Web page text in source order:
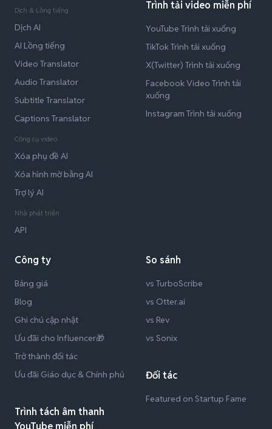
Dịch & Lồng tiếng
Dịch AI
AI Lồng tiếng
Video Translator
Audio Translator
Subtitle Translator
Captions Translator
Công cụ video
Xóa phụ đề AI
Xóa hình mờ bằng AI
Trợ lý AI
Nhà phát triển
API
Trình tải video miễn phí
YouTube Trình tải xuống
TikTok Trình tải xuống
X(Twitter) Trình tải xuống
Facebook Video Trình tải
xuống
Instagram Trình tải xuống
Công ty
Bảng giá
Blog
Ghi chú cập nhật
Ưu đãi cho Influencer🎁
Trở thành đối tác
Ưu đãi Giáo dục & Chính phủ
Trình tách âm thanh
YouTube miễn phí
So sánh
vs TurboScribe
vs Otter.ai
vs Rev
vs Sonix
Đối tác
Featured on Startup Fame